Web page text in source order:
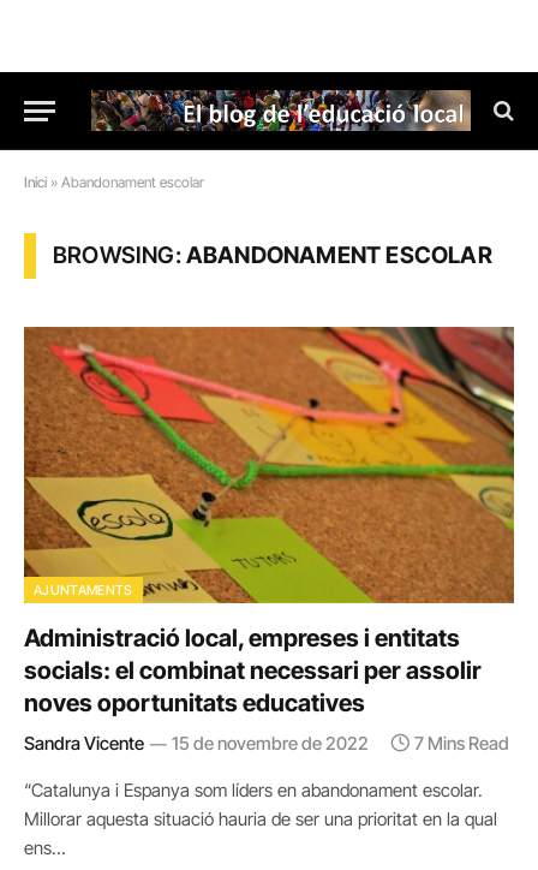
Inici » Abandonament escolar
BROWSING:ABANDONAMENT ESCOLAR
AJUNTAMENTS
Administració local, empreses i entitats
socials: el combinat necessari per assolir
noves oportunitats educatives
Sandra Vicente 15 de novembre de 2022 7 Mins Read
“Catalunya i Espanya som líders en abandonament escolar.
Millorar aquesta situació hauria de ser una prioritat en la qual
ens…